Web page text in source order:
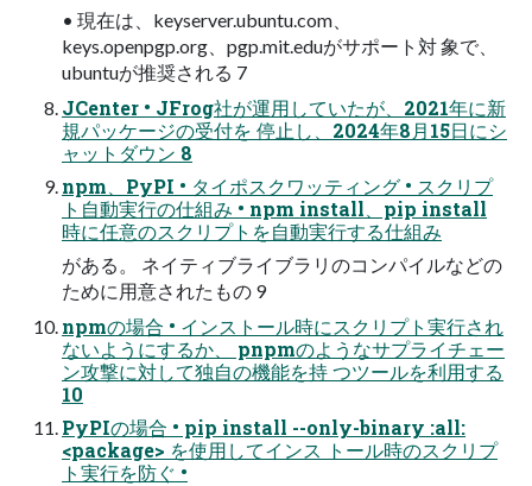
• 現在は、keyserver.ubuntu.com、
keys.openpgp.org、pgp.mit.eduがサポート対 象で、
ubuntuが推奨される 7
JCenter • JFrog社が運用していたが、2021年に新
規パッケージの受付を 停止し、2024年8月15日にシ
ャットダウン 8
npm、PyPI • タイポスクワッティング • スクリプ
ト自動実行の仕組み • npm install、pip install
時に任意のスクリプトを自動実行する仕組み
がある。 ネイティブライブラリのコンパイルなどの
ために用意されたもの 9
npmの場合 • インストール時にスクリプト実行され
ないようにするか、 pnpmのようなサプライチェー
ン攻撃に対して独自の機能を持 つツールを利用する
10
PyPIの場合 • pip install --only-binary :all:
<package> を使用してインス トール時のスクリプ
ト実行を防ぐ •